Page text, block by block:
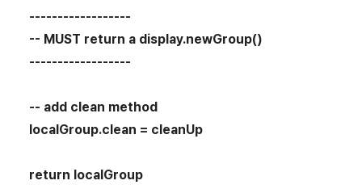
------------------
-- MUST return a display.newGroup()
------------------
-- add clean method
localGroup.clean = cleanUp
return localGroup